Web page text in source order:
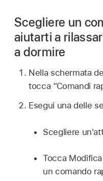
Scegliere un
aiutarti a
a dormire
Nella schermata
tocca “Comandi
Esegui una delle
Scegliere
Tocca
un comando